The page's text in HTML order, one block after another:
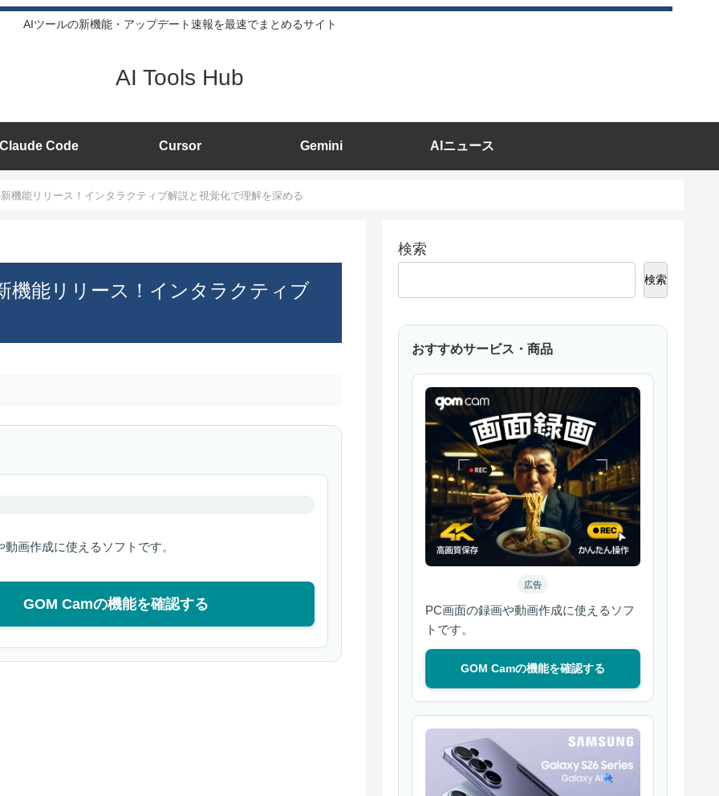
AIツールの新機能・アップデート速報を最速でまとめるサイト
AI Tools Hub
Code Cursor Gemini AIニュース
機能リリース！インタラクティブ解説と視覚化で理解を深める
機能リリース！インタラクティブ
画作成に使えるソフトです。
GOM Camの機能を確認する
検索
検索
おすすめサービス・商品
広告
PC画面の録画や動画作成に使えるソフ
トです。
GOM Camの機能を確認する